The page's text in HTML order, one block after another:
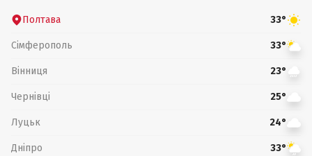
Полтава 33°
Сімферополь 33°
Вінниця 23°
Чернівці 25°
Луцьк 24°
Дніпро 33°